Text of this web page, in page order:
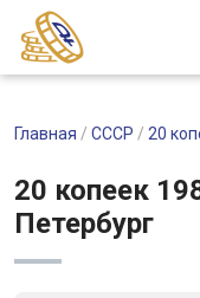
Главная / СССР / 20
20 копеек
Петербург